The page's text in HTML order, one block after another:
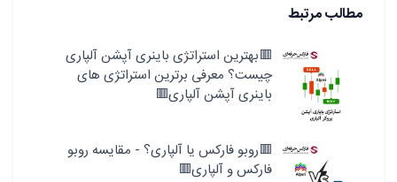
مطالب مرتبط
🟥بهترین استراتژی باینری آپشن آلپاری
چیست؟ معرفی برترین استراتژی های
باینری آپشن آلپاری🟥
🟥روبو فارکس یا آلپاری؟ - مقایسه روبو
فارکس و آلپاری🟥